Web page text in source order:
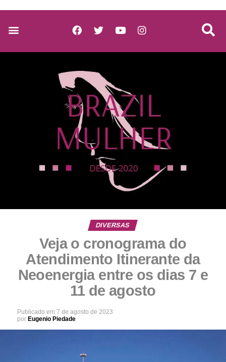
DIVERSAS
Veja o cronograma do
Atendimento Itinerante da
Neoenergia entre os dias 7 e
11 de agosto
Publicado em 7 de agosto de 2023
por Eugenio Piedade